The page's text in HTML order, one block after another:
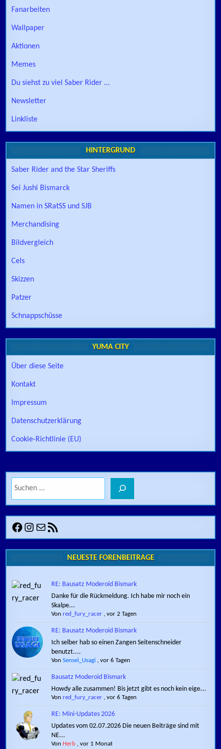
Fanarbeiten
Wallpaper
Aktionen
Memes
Du siehst zu viel Saber Rider …
Newsletter
Linkliste
HINTERGRUND
Saber Rider and the Star Sheriffs
Sei Jushi Bismarck
Namen in SRatSS und SJB
Merchandising
Bildvergleich
Cels
Skizzen
Patzer
Schnappschüsse
YUMA CITY
Über diese Seite
Kontakt
Impressum
Datenschutzerklärung
Cookie-Richtlinie (EU)
Facebook
Instagram
E-MailRSS-Feed
NEUESTE FORENBEITRÄGE
RE: Bausatz Moderoid Bismark
Danke für die Rückmeldung. Ich habe mir noch ein
Skalpe...
Vonred_fury_racer ,vor 2 Tagen
RE: Bausatz Moderoid Bismark
Ich selber hab so einen Zangen Seitenschneider
benutzt....
VonSensei_Usagi ,vor 6 Tagen
Bausatz Moderoid Bismark
Howdy alle zusammen! Bis jetzt gibt es noch kein eige...
Vonred_fury_racer ,vor 6 Tagen
RE: Mini-Updates 2026
Updates vom 02.07.2026 Die neuen Beiträge sind mit
NE...
Von Herb ,vor 1 Monat